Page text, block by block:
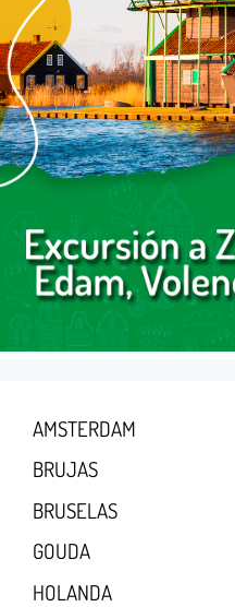
AMSTERDAM
BRUJAS
BRUSELAS
GOUDA
HOLANDA